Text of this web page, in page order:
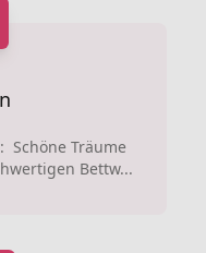
Schöne Träume
Bettw...